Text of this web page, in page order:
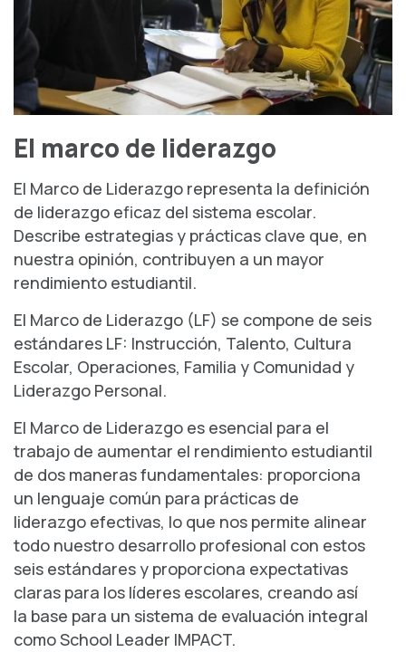
El marco de liderazgo
El Marco de Liderazgo representa la definición
de liderazgo eficaz del sistema escolar.
Describe estrategias y prácticas clave que, en
nuestra opinión, contribuyen a un mayor
rendimiento estudiantil.
El Marco de Liderazgo (LF) se compone de seis
estándares LF: Instrucción, Talento, Cultura
Escolar, Operaciones, Familia y Comunidad y
Liderazgo Personal.
El Marco de Liderazgo es esencial para el
trabajo de aumentar el rendimiento estudiantil
de dos maneras fundamentales: proporciona
un lenguaje común para prácticas de
liderazgo efectivas, lo que nos permite alinear
todo nuestro desarrollo profesional con estos
seis estándares y proporciona expectativas
claras para los líderes escolares, creando así
la base para un sistema de evaluación integral
como School Leader IMPACT.